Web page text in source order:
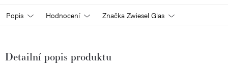
Popis Hodnocení Značka Zwiesel Glas
Detailní popis produktu